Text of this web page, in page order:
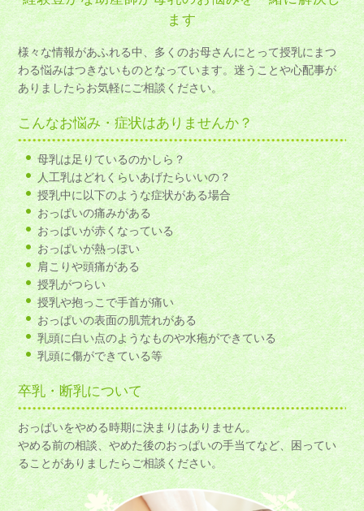
ます
様々な情報があふれる中、多くのお母さんにとって授乳にまつ
わる悩みはつきないものとなっています。迷うことや心配事が
ありましたらお気軽にご相談ください。
こんなお悩み・症状はありませんか？
母乳は足りているのかしら？
人工乳はどれくらいあげたらいいの？
授乳中に以下のような症状がある場合
おっぱいの痛みがある
おっぱいが赤くなっている
おっぱいが熱っぽい
肩こりや頭痛がある
授乳がつらい
授乳や抱っこで手首が痛い
おっぱいの表面の肌荒れがある
乳頭に白い点のようなものや水疱ができている
乳頭に傷ができている等
卒乳・断乳について
おっぱいをやめる時期に決まりはありません。
やめる前の相談、やめた後のおっぱいの手当てなど、困ってい
ることがありましたらご相談ください。